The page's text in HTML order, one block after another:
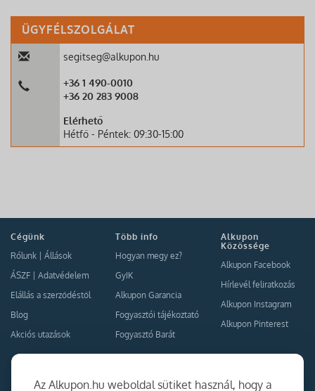
Az Alkupon.hu weboldal sütiket használ, hogy a
ÜGYFÉLSZOLGÁLAT
segitseg@alkupon.hu
+36 1 490-0010
+36 20 283 9008
Elérhető
Hétfő - Péntek: 09:30-15:00
Cégünk
Rólunk
Állások
ÁSZF
Adatvédelem
Elállás a szerződéstől
Blog
Akciós utazások
Több info
Hogyan megy ez?
GyIK
Alkupon Garancia
Fogyasztói tájékoztató
Fogyasztó Barát
Alkupon
Közössége
Alkupon Facebook
Hírlevél feliratkozás
Alkupon Instagram
Alkupon Pinterest
Együttműködés